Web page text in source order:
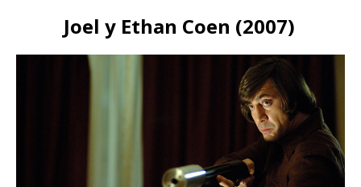
Joel y Ethan Coen (2007)